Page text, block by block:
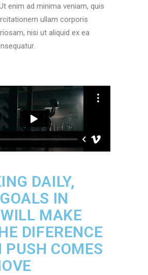
enim ad minima veniam, quis
ullam corporis
nisi ut aliquid ex ea
DAILY,
IN
MAKE
DIFERENCE
PUSH COMES